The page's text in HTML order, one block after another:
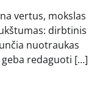
vertus, mokslas
dirbtinis
nuotraukas
redaguoti […]